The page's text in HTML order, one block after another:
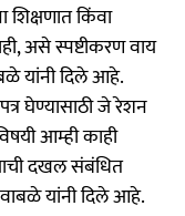
शिक्षणात किंवा
असे स्पष्टीकरण वाय
यांनी दिले आहे.
घेण्यासाठी जे रेशन
आम्ही काही
दखल संबंधित
वाबळे यांनी दिले आहे.